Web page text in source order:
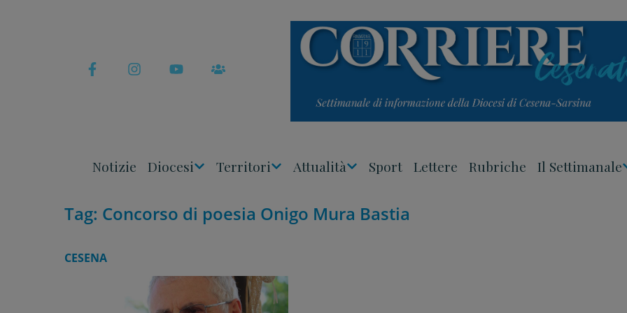
Notizie Diocesi Territori Attualità Sport Lettere Rubriche Il Settimanale
Tag: Concorso di poesia Onigo Mura Bastia
CESENA